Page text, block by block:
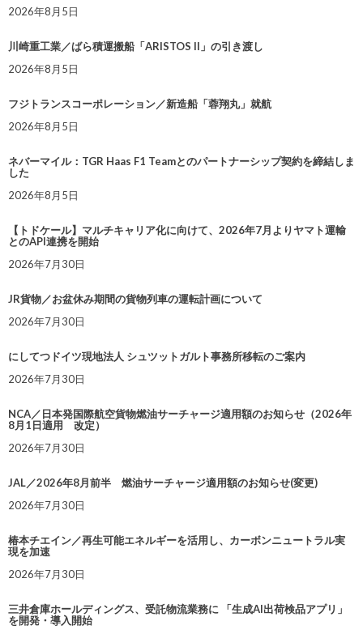
2026年8月5日
川崎重工業／ばら積運搬船「ARISTOS II」の引き渡し
2026年8月5日
フジトランスコーポレーション／新造船「蓉翔丸」就航
2026年8月5日
ネバーマイル：TGR Haas F1 Teamとのパートナーシップ契約を締結しま
した
2026年8月5日
【トドケール】マルチキャリア化に向けて、2026年7月よりヤマト運輸
とのAPI連携を開始
2026年7月30日
JR貨物／お盆休み期間の貨物列車の運転計画について
2026年7月30日
にしてつドイツ現地法人 シュツットガルト事務所移転のご案内
2026年7月30日
NCA／日本発国際航空貨物燃油サーチャージ適用額のお知らせ（2026年
8月1日適用 改定）
2026年7月30日
JAL／2026年8月前半 燃油サーチャージ適用額のお知らせ(変更)
2026年7月30日
椿本チエイン／再生可能エネルギーを活用し、カーボンニュートラル実
現を加速
2026年7月30日
三井倉庫ホールディングス、受託物流業務に 「生成AI出荷検品アプリ」
を開発・導入開始